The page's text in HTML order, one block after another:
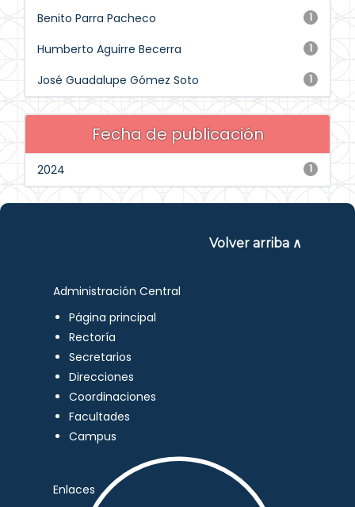
1
Benito Parra Pacheco
1
Humberto Aguirre Becerra
1
José Guadalupe Gómez Soto
Fecha de publicación
1
2024
Volver arriba ∧
Administración Central
Página principal
Rectoría
Secretarios
Direcciones
Coordinaciones
Facultades
Campus
Enlaces